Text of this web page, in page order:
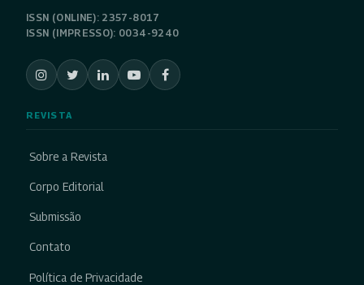
ISSN (ONLINE): 2357-8017
ISSN (IMPRESSO): 0034-9240
REVISTA
Sobre a Revista
Corpo Editorial
Submissão
Contato
Política de Privacidade